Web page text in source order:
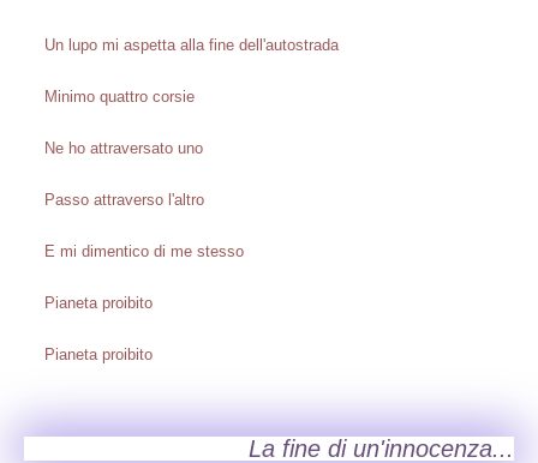
Un lupo mi aspetta alla fine dell'autostrada
Minimo quattro corsie
Ne ho attraversato uno
Passo attraverso l'altro
E mi dimentico di me stesso
Pianeta proibito
Pianeta proibito
La fine di un'innocenza...